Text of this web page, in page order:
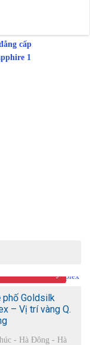
cấp
1
phố Goldsilk
– Vị trí vàng Q.
- Hà Đông - Hà